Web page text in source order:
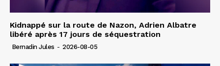
Kidnappé sur la route de Nazon, Adrien Albatre
libéré après 17 jours de séquestration
Bernadin Jules - 2026-08-05